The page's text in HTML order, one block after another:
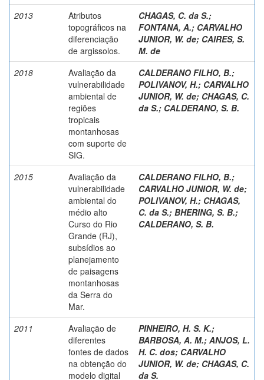
2013
Atributos
topográficos na
diferenciação
de argissolos.
CHAGAS, C. da S.;
FONTANA, A.; CARVALHO
JUNIOR, W. de; CAIRES, S.
M. de
2018
Avaliação da
vulnerabilidade
ambiental de
regiões
tropicais
montanhosas
com suporte de
SIG.
CALDERANO FILHO, B.;
POLIVANOV, H.; CARVALHO
JUNIOR, W. de; CHAGAS, C.
da S.; CALDERANO, S. B.
2015
Avaliação da
vulnerabilidade
ambiental do
médio alto
Curso do Rio
Grande (RJ),
subsídios ao
planejamento
de paisagens
montanhosas
da Serra do
Mar.
CALDERANO FILHO, B.;
CARVALHO JUNIOR, W. de;
POLIVANOV, H.; CHAGAS,
C. da S.; BHERING, S. B.;
CALDERANO, S. B.
2011
Avaliação de
diferentes
fontes de dados
na obtenção do
modelo digital
PINHEIRO, H. S. K.;
BARBOSA, A. M.; ANJOS, L.
H. C. dos; CARVALHO
JUNIOR, W. de; CHAGAS, C.
da S.